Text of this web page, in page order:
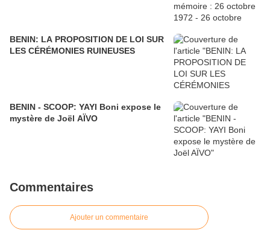
BENIN: LA PROPOSITION DE LOI SUR
LES CÉRÉMONIES RUINEUSES
BENIN - SCOOP: YAYI Boni expose le
mystère de Joël AÏVO
Commentaires
Ajouter un commentaire